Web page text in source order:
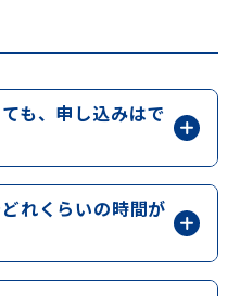
も、申し込みはで
れくらいの時間が